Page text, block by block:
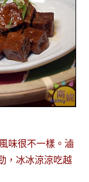
味很不一樣。滷
，冰冰涼涼吃越